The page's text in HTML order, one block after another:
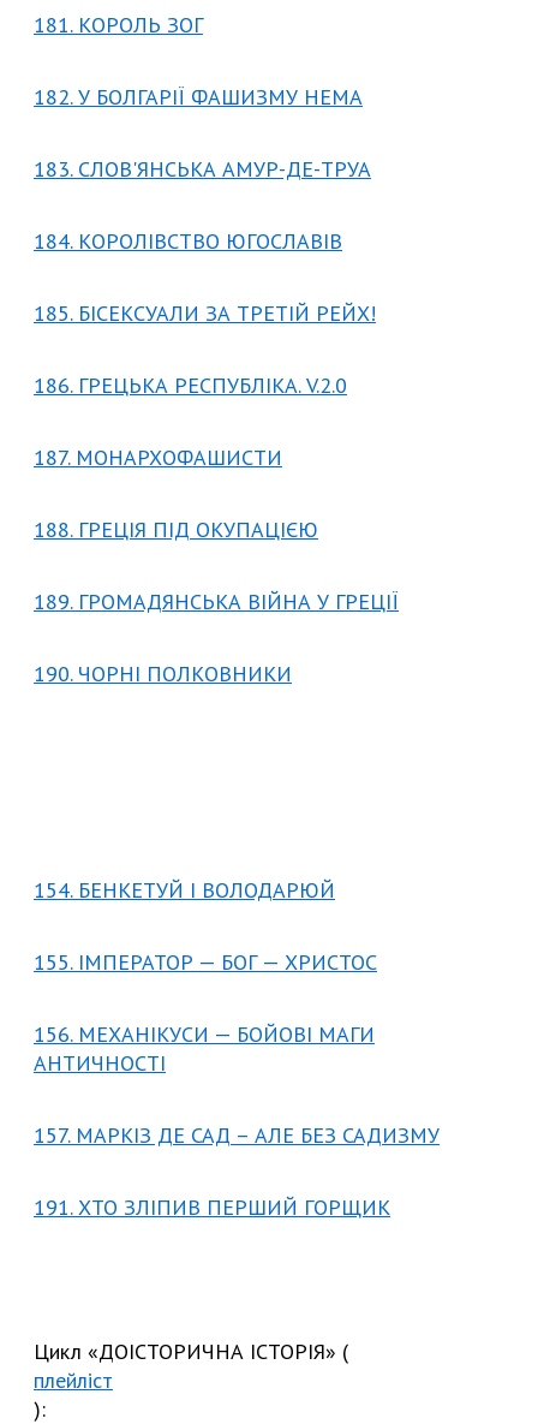
181. КОРОЛЬ ЗОГ
182. У БОЛГАРІЇ ФАШИЗМУ НЕМА
183. СЛОВ'ЯНСЬКА АМУР-ДЕ-ТРУА
184. КОРОЛІВСТВО ЮГОСЛАВІВ
185. БІСЕКСУАЛИ ЗА ТРЕТІЙ РЕЙХ!
186. ГРЕЦЬКА РЕСПУБЛІКА. V.2.0
187. МОНАРХОФАШИСТИ
188. ГРЕЦІЯ ПІД ОКУПАЦІЄЮ
189. ГРОМАДЯНСЬКА ВІЙНА У ГРЕЦІЇ
190. ЧОРНІ ПОЛКОВНИКИ
154. БЕНКЕТУЙ І ВОЛОДАРЮЙ
155. ІМПЕРАТОР — БОГ — ХРИСТОС
156. МЕХАНІКУСИ — БОЙОВІ МАГИ
АНТИЧНОСТІ
157. МАРКІЗ ДЕ САД – АЛЕ БЕЗ САДИЗМУ
191. ХТО ЗЛІПИВ ПЕРШИЙ ГОРЩИК
Цикл «ДОІСТОРИЧНА ІСТОРІЯ» (
плейліст
):